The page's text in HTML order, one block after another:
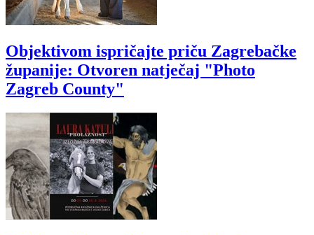
Objektivom ispričajte priču Zagrebačke
županije: Otvoren natječaj "Photo
Zagreb County"